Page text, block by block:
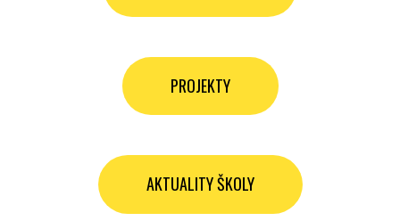
PROJEKTY
AKTUALITY ŠKOLY